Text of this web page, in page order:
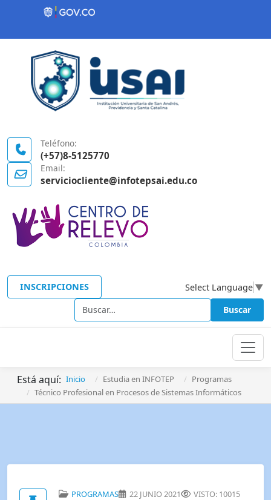
Contenido inicial
Teléfono:
(+57)8-5125770
Email:
serviciocliente@infotepsai.edu.co
INSCRIPCIONES Select Language ▼
Buscar Buscar
Está aquí: Inicio Estudia en INFOTEP
Programas
Técnico Profesional en Procesos de Sistemas Informáticos
PROGRAMAS 22 JUNIO 2021 VISTO: 10015